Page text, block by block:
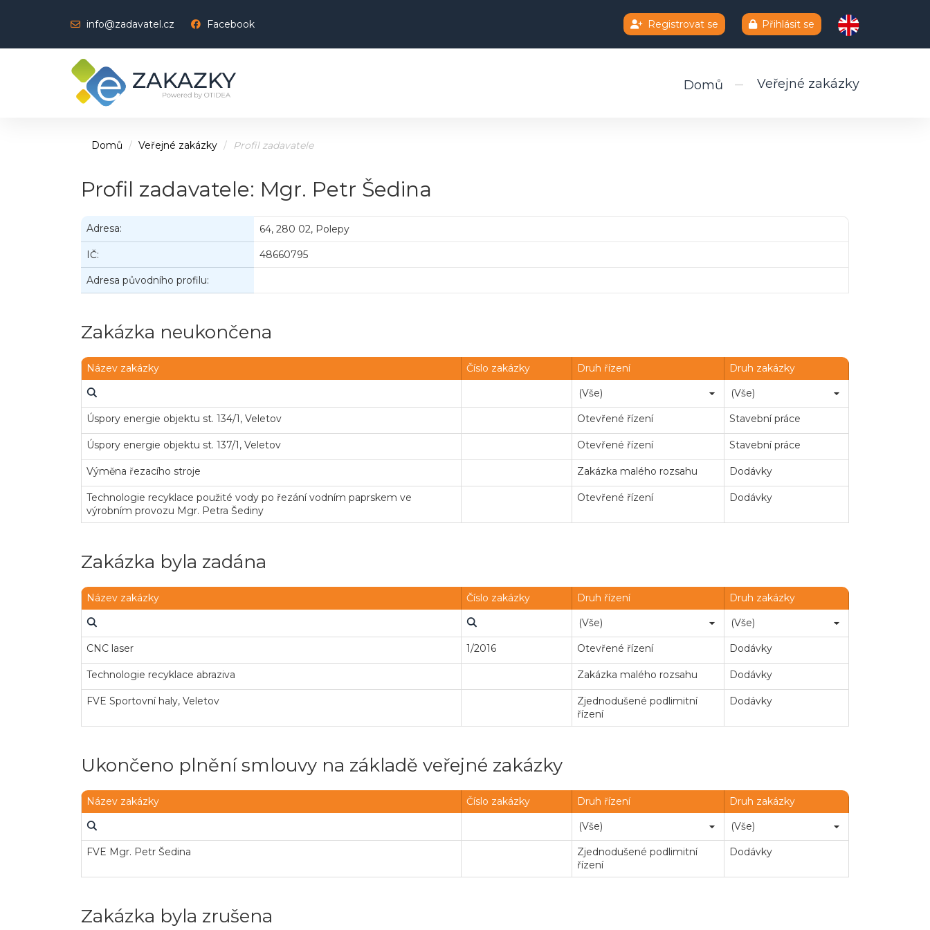
info@zadavatel.cz Facebook Registrovat se Přihlásit se
Domů Veřejné zakázky
Domů Veřejné zakázky Profil zadavatele
Profil zadavatele: Mgr. Petr Šedina
Adresa: 64, 280 02, Polepy
IČ: 48660795
Adresa původního profilu:
Zakázka neukončena
Název zakázky Číslo zakázky Druh řízení Druh zakázky
Úspory energie objektu st. 134/1, Veletov Otevřené řízení Stavební práce
Úspory energie objektu st. 137/1, Veletov Otevřené řízení Stavební práce
Výměna řezacího stroje Zakázka malého rozsahu Dodávky
Technologie recyklace použité vody po řezání vodním paprskem ve
výrobním provozu Mgr. Petra Šediny
Otevřené řízení Dodávky
Zakázka byla zadána
Název zakázky Číslo zakázky Druh řízení Druh zakázky
CNC laser 1/2016 Otevřené řízení Dodávky
Technologie recyklace abraziva Zakázka malého rozsahu Dodávky
FVE Sportovní haly, Veletov
Zjednodušené podlimitní
řízení
Dodávky
Ukončeno plnění smlouvy na základě veřejné zakázky
Název zakázky Číslo zakázky Druh řízení Druh zakázky
FVE Mgr. Petr Šedina
Zjednodušené podlimitní
řízení
Dodávky
Zakázka byla zrušena
Chatbot e-zakazky